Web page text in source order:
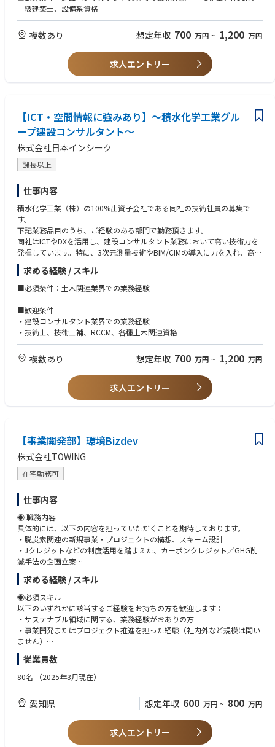
■組織体制：10名
一級建築士、設備系資格
複数あり 想定年収 700 万円 ~ 1,200 万円
求人エントリー
【ICT・空間情報に強みあり】～積水化学工業グル
ープ建設コンサルタント～
株式会社日本インシーク
課長以上
仕事内容
積水化学工業（株）の100%出資子会社である同社の技術社員の募集で
す。
下記業務品目のうち、ご経験のある部門で勤務頂きます。
同社はICTやDXを活用し、建設コンサルタント業務において高い技術力を
発揮しています。特に、3次元測量技術やBIM/CIMの導入に力を入れ、高品
質かつ効率的なプロジェクト推進を目指しています。
また定年後も長く働くことも可能です。（70代も多数在籍してます）
・交通・都市計画（道路、橋梁・構造物、都市計画、調査点検）
・ライフライン（下水道、上水道、電力）
・河川・港湾・防災（河川砂防、港湾、防災・環境、地盤調査）
・発注者支支援、CM
求める経験 / スキル
■必須条件：土木関連業界での業務経験
■歓迎条件
・建設コンサルタント業界での業務経験
・技術士、技術士補、RCCM、各種土木関連資格
複数あり 想定年収 700 万円 ~ 1,200 万円
求人エントリー
【事業開発部】環境Bizdev
株式会社TOWING
在宅勤務可
仕事内容
◉ 職務内容
具体的には、以下の内容を担っていただくことを期待しております。
・脱炭素関連の新規事業・プロジェクトの構想、スキーム設計
・Jクレジットなどの制度活用を踏まえた、カーボンクレジット／GHG削
減手法の企画立案
・削減量の裏付けとなる実証スキームの検討・設計（研究部門と連携）
・サステナビリティ／GHG排出削減を求める企業への提案営業（宙炭と組
み合わせた提供）
・獲得したプロジェクトのPM（設計・進行管理・成果測定）
・国内プロジェクトの実行および、将来的な海外展開（東南アジア・南米
等）の検討・推進
1.脱炭素の最前線に触れる経験
国際的なルールが変わる中でその変化、GHG削減を「本当に実現する」
事業創出に関与できます。
2.TOWINGの第二の柱を構築
開発に裁量大きく取り組めます。
求める経験 / スキル
◉必須スキル
以下のいずれかに該当するご経験をお持ちの方を歓迎します：
・サステナブル領域に関する、業務経験がおありの方
・事業開発またはプロジェクト推進を担った経験（社内外など規模は問い
ません）
※上記に加え、技術に関する基本的な理解・コミュニケーションが求めら
れるため、技術に関しての理解がある方を歓迎します
◉歓迎スキル
・海外事業やクロスボーダー案件の推進経験
・地方創生・農業・環境・食・インフラなど社会課題領域での実務経験
・自治体・省庁・補助金等に関する実務経験
・スタートアップまたは事業の0→1/1→10フェーズでの推進経験
従業員数
80名 （2025年3月現在）
愛知県 想定年収 600 万円 ~ 800 万円
求人エントリー